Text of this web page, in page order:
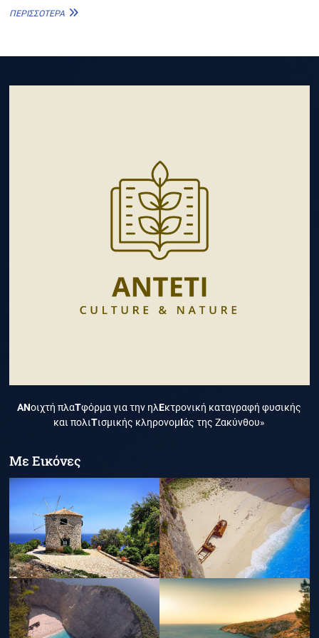
ΠΕΡΙΣΣΌΤΕΡΑ ΓΈΡΑΚΑΣ
ΑΝοιχτή πλαΤφόρμα για την ηλΕκτρονική καταγραφή φυσικής
και πολιΤισμικής κληρονομΙάς της Ζακύνθου»
Με Εικόνες